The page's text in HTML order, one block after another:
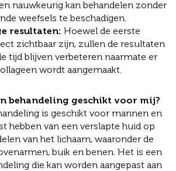
nauwkeurig kan behandelen zonder
weefsels te beschadigen.
resultaten: Hoewel de eerste
zichtbaar zijn, zullen de resultaten
tijd blijven verbeteren naarmate er
wordt aangemaakt.
behandeling geschikt voor mij?
is geschikt voor mannen en
hebben van een verslapte huid op
van het lichaam, waaronder de
buik en benen. Het is een
die kan worden aangepast aan